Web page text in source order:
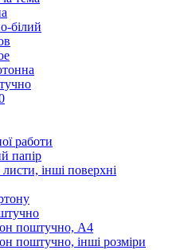
білий
работи
папір
інші поверхні
поштучно, А4
поштучно, інші розміри